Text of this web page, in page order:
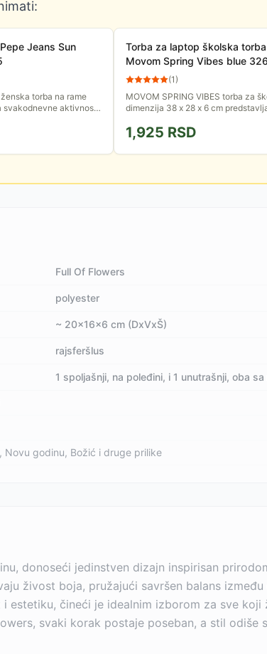
Jeans Sun
ženska torba na rame
svakodnevne aktivnosti
Torba za laptop školska
Movom Spring Vibes blue
(1)
MOVOM SPRING VIBES torba za
dimenzija 38 x 28 x 6 cm
funkcionalnosti,...
1,925 RSD
Full Of Flowers
polyester
~ 20x16x6 cm (DxVxŠ)
rajsferšlus
1 spoljašnji, na poleđini, i 1 unutrašnji, oba
godinu, Božić i druge prilike
donoseći jedinstven dizajn inspirisan
živost boja, pružajući savršen balans
estetiku, čineći je idealnim izborom za sve
svaki korak postaje poseban, a stil odiše